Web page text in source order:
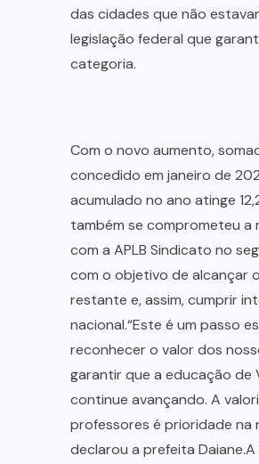
das cidades que não
legislação federal que
categoria.
Com o novo aumento,
concedido em janeiro de
acumulado no ano atinge
também se comprometeu a
com a APLB Sindicato no
com o objetivo de alcançar
restante e, assim, cumprir
nacional.“Este é um passo
reconhecer o valor dos
garantir que a educação de
continue avançando. A
professores é prioridade na
declarou a prefeita